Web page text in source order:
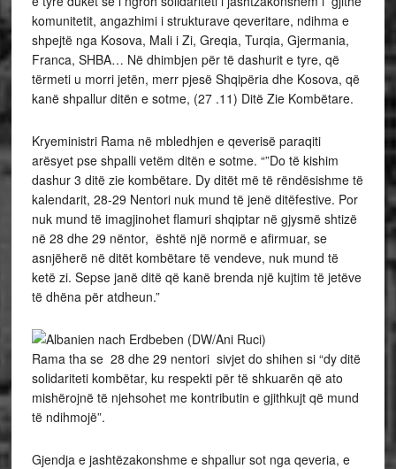
komunitetit, angazhimi i strukturave qeveritare, ndihma e
shpejtë nga Kosova, Mali i Zi, Greqia, Turqia, Gjermania,
Franca, SHBA… Në dhimbjen për të dashurit e tyre, që
tërmeti u morri jetën, merr pjesë Shqipëria dhe Kosova, që
kanë shpallur ditën e sotme, (27 .11) Ditë Zie Kombëtare.
Kryeministri Rama në mbledhjen e qeverisë paraqiti
arësyet pse shpalli vetëm ditën e sotme. “”Do të kishim
dashur 3 ditë zie kombëtare. Dy ditët më të rëndësishme të
kalendarit, 28-29 Nentori nuk mund të jenë ditëfestive. Por
nuk mund të imagjinohet flamuri shqiptar në gjysmë shtizë
në 28 dhe 29 nëntor, është një normë e afirmuar, se
asnjëherë në ditët kombëtare të vendeve, nuk mund të
ketë zi. Sepse janë ditë që kanë brenda një kujtim të jetëve
të dhëna për atdheun.”
Rama tha se 28 dhe 29 nentori sivjet do shihen si “dy ditë
solidariteti kombëtar, ku respekti për të shkuarën që ato
mishërojnë të njehsohet me kontributin e gjithkujt që mund
të ndihmojë”.
Gjendja e jashtëzakonshme e shpallur sot nga qeveria, e